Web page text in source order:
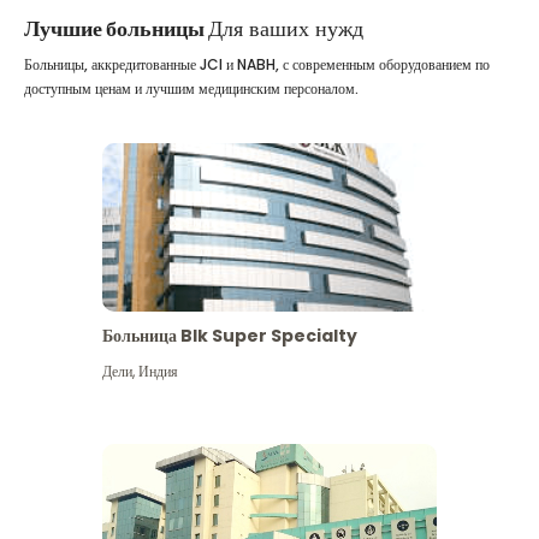
Лучшие больницыДля ваших нужд
Больницы, аккредитованные JCI и NABH, с современным оборудованием по
доступным ценам и лучшим медицинским персоналом.
Больница Blk Super Specialty
Дели,Индия